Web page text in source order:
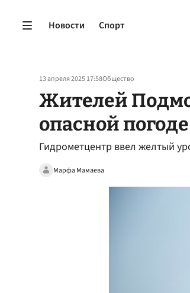
Новости Спорт
13 апреля 2025 17:58Общество
Жителей
опасной погоде
Гидрометцентр ввел желтый
Марфа Мамаева